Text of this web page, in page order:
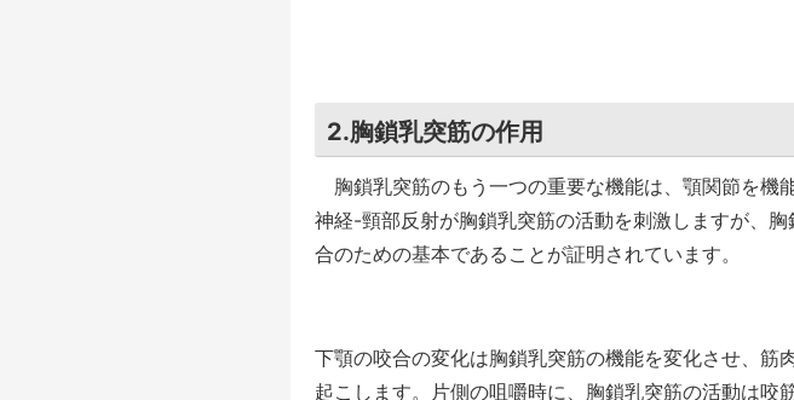
2.胸鎖乳突筋の作用
胸鎖乳突筋のもう一つの重要な機能は、顎関節を機
神経-頸部反射が胸鎖乳突筋の活動を刺激しますが、
合のための基本であることが証明されています。
下顎の咬合の変化は胸鎖乳突筋の機能を変化させ、筋
起こします。片側の咀嚼時に、胸鎖乳突筋の活動は咬